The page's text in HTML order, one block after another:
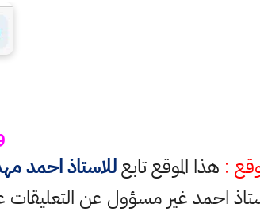
: هذا الموقع تابعللاستاذ احمد
احمد غير مسؤول عن